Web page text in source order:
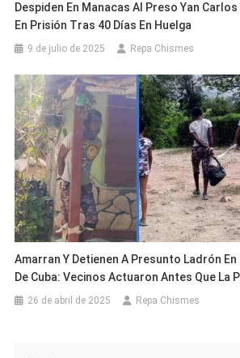
Despiden En Manacas Al Preso Yan
En Prisión Tras 40 Días En Huelga
9 de julio de 2025 Repa Chismes
Amarran Y Detienen A Presunto Ladrón En
De Cuba: Vecinos Actuaron Antes Que La
26 de abril de 2025 Repa Chismes